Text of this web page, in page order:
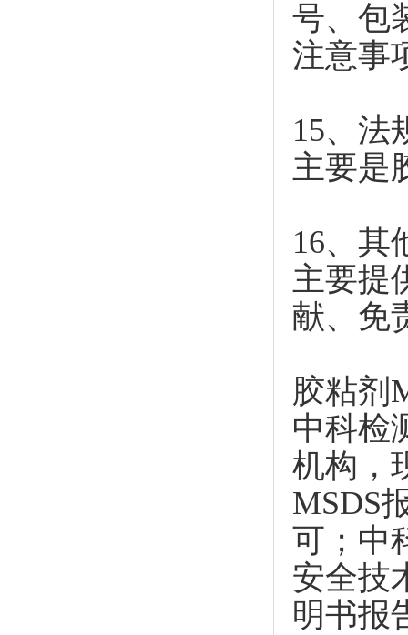
号、包
注意事
15、法
主要是
16、其
主要提
献、免
胶粘剂
中科检
机构，
MSDS
可；中
安全技
明书报